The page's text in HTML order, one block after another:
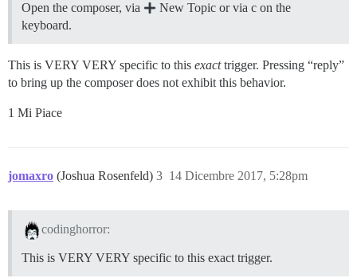
Open the composer, via
New Topic or via c on the
keyboard.
This is VERY VERY specific to this exacttrigger. Pressing “reply”
to bring up the composer does not exhibit this behavior.
1 Mi Piace
jomaxro (Joshua Rosenfeld) 14 Dicembre 2017, 5:28pm
3
codinghorror:
This is VERY VERY specific to this exact trigger.